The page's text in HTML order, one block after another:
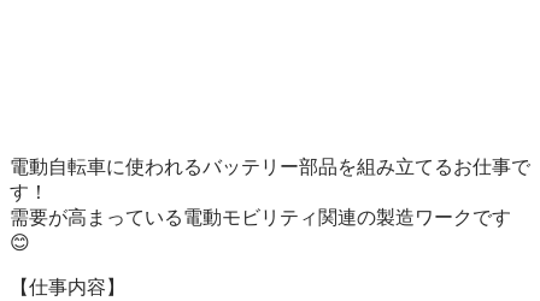
電動自転車に使われるバッテリー部品を組み立てるお仕事で
す！
需要が高まっている電動モビリティ関連の製造ワークです
😊
【仕事内容】